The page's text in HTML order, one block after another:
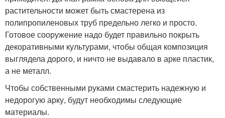
растительности может быть смастерена из
полипропиленовых труб предельно легко и просто.
Готовое сооружение надо будет правильно покрыть
декоративными культурами, чтобы общая композиция
выглядела дорого, и ничто не выдавало в арке пластик,
а не металл.
Чтобы собственными руками смастерить надежную и
недорогую арку, будут необходимы следующие
материалы.